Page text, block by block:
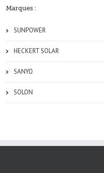
Marques :
SUNPOWER
HECKERT SOLAR
SANYO
SOLON